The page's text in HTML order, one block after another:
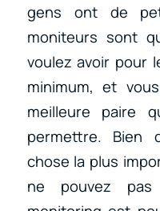
gens ont de
moniteurs sont
voulez avoir pour
minimum, et
meilleure paire
permettre. Bien
chose la plus
ne pouvez pas